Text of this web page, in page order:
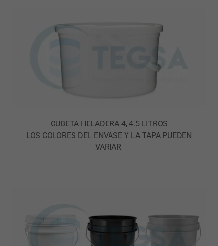
CUBETA HELADERA 4, 4.5 LITROS
LOS COLORES DEL ENVASE Y LA TAPA PUEDEN
VARIAR